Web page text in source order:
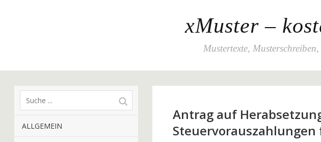
xMuster –
Mustertexte,
ALLGEMEIN
Antrag auf